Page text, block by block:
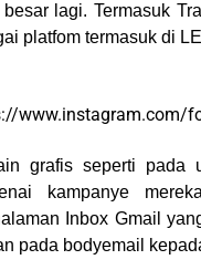
lagi. Termasuk
platfom termasuk di
www.instagram.com/
grafis seperti pada
kampanye
Inbox Gmail
pada bodyemail